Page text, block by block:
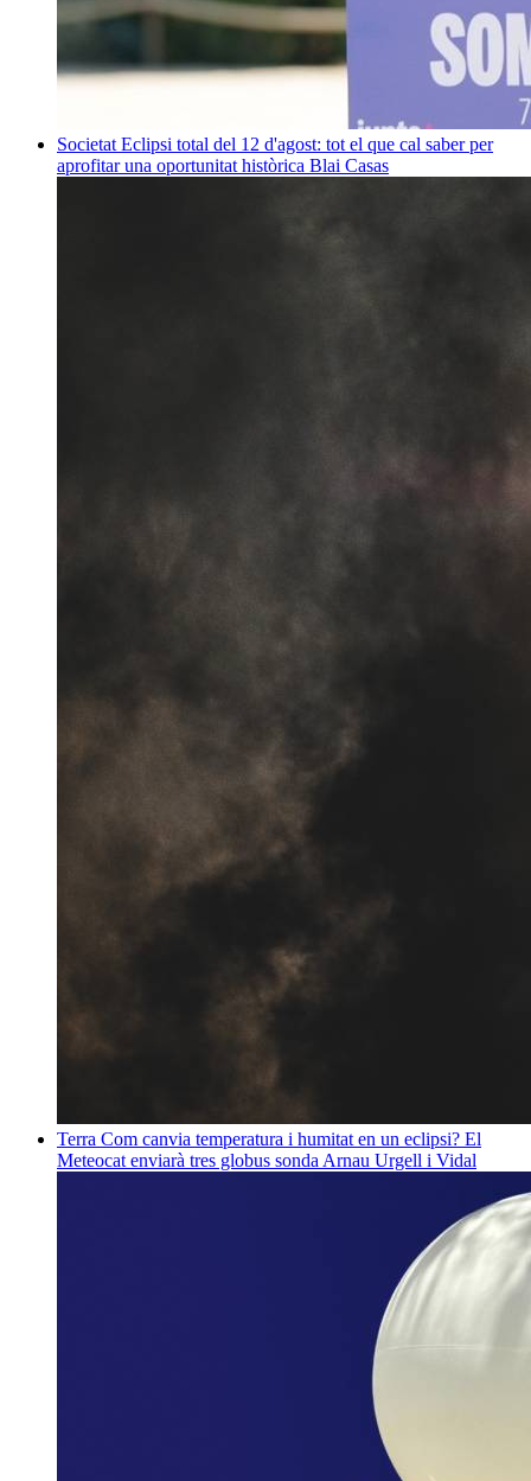
Societat Eclipsi total del 12 d'agost: tot el que cal saber per
aprofitar una oportunitat històrica Blai Casas
Terra Com canvia temperatura i humitat en un eclipsi? El
Meteocat enviarà tres globus sonda Arnau Urgell i Vidal